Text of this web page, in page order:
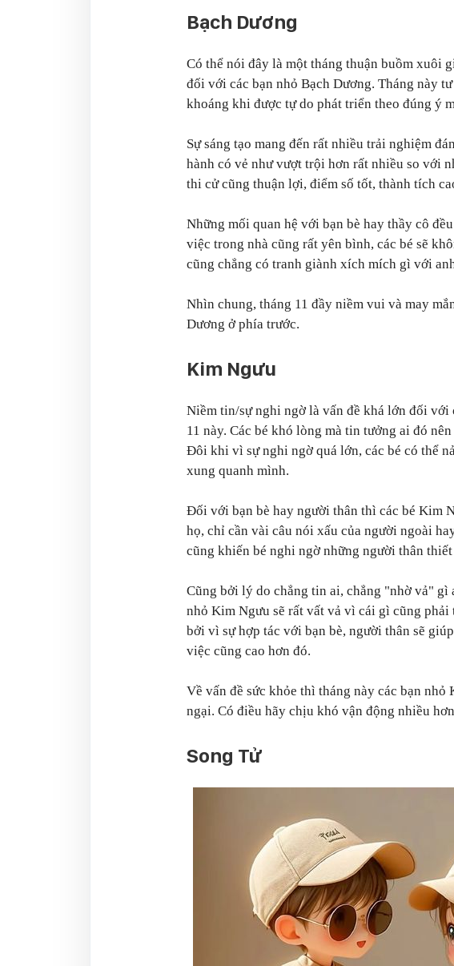
Bạch Dương
Có thể nói đây là một tháng thuận buồm xuôi
đối với các bạn nhỏ Bạch Dương. Tháng này
khoáng khi được tự do phát triển theo đúng ý
Sự sáng tạo mang đến rất nhiều trải nghiệm
hành có vẻ như vượt trội hơn rất nhiều so với
thi cử cũng thuận lợi, điểm số tốt, thành tích
Những mối quan hệ với bạn bè hay thầy cô
việc trong nhà cũng rất yên bình, các bé sẽ
cũng chẳng có tranh giành xích mích gì với
Nhìn chung, tháng 11 đầy niềm vui và may
Dương ở phía trước.
Kim Ngưu
Niềm tin/sự nghi ngờ là vấn đề khá lớn đối
11 này. Các bé khó lòng mà tin tưởng ai đó
Đôi khi vì sự nghi ngờ quá lớn, các bé có thể
xung quanh mình.
Đối với bạn bè hay người thân thì các bé Kim
họ, chỉ cần vài câu nói xấu của người ngoài
cũng khiến bé nghi ngờ những người thân
Cũng bởi lý do chẳng tin ai, chẳng "nhờ vả" gì
nhỏ Kim Ngưu sẽ rất vất vả vì cái gì cũng
bởi vì sự hợp tác với bạn bè, người thân sẽ
việc cũng cao hơn đó.
Về vấn đề sức khỏe thì tháng này các bạn
ngại. Có điều hãy chịu khó vận động nhiều
Song Tử